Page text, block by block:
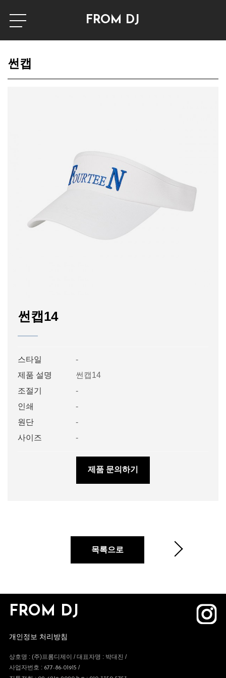
FROM DJ
썬캡
썬캡14
스타일
-
제품 설명
썬캡14
조절기
-
인쇄
-
원단
-
사이즈
-
제품 문의하기
목록으로
FROM DJ
개인정보 처리방침
상호명 : (주)프롬디제이 / 대표자명 : 박대진 /
사업자번호 : 677-86-01915 /